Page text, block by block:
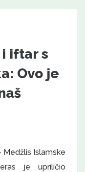
i iftar s
Ovo je
Medžlis Islamske
je upriličio